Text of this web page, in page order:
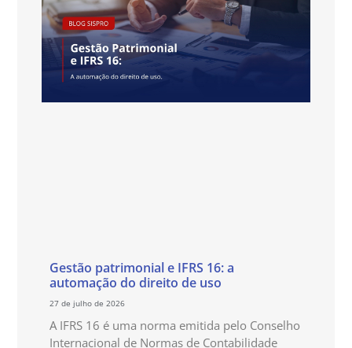
Gestão patrimonial e IFRS 16: a
automação do direito de uso
27 de julho de 2026
A IFRS 16 é uma norma emitida pelo Conselho
Internacional de Normas de Contabilidade